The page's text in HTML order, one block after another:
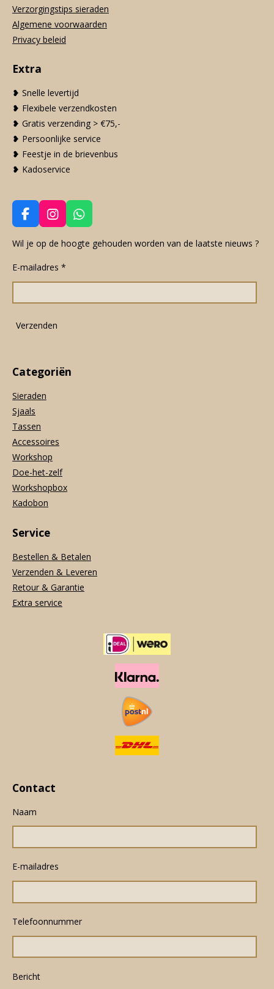
Verzorgingstips sieraden
Algemene voorwaarden
Privacy beleid
Extra
❥ Snelle levertijd
❥ Flexibele verzendkosten
❥ Gratis verzending > €75,-
❥ Persoonlijke service
❥ Feestje in de brievenbus
❥ Kadoservice
F
a
c
b
o
I
n
s
a
g
m
W
h
a
A
Wil je op de hoogte gehouden worden van de laatste nieuws ?
E-mailadres *
Verzenden
Categoriën
Sieraden
Sjaals
Tassen
Accessoires
Workshop
Doe-het-zelf
Workshopbox
Kadobon
Service
Bestellen & Betalen
Verzenden & Leveren
Retour & Garantie
Extra service
Contact
Naam
E-mailadres
Telefoonnummer
Bericht